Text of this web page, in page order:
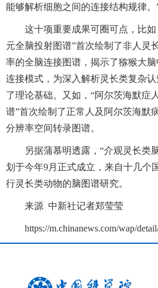
能够解析细胞之间的连接结构规律。
这十项重要成果可圈可点，比
元全脑投射图谱”首次绘制了非人灵
率的全脑连接图谱，揭示了猕猴大
连接模式，为深入解析灵长类复杂
了理论基础。又如，“阿尔茨海默症
谱”首次绘制了正常人及阿尔茨海默
分辨率空间转录图谱。
另据蒲慕明透露，“介观灵长类
划于今年9月正式成立，来自十几个
行灵长类动物的脑图谱研究。
来源 中新社记者郑莹莹
https://m.chinanews.com/wap/